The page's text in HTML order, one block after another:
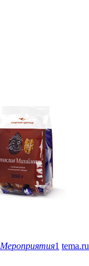
Мероприятия1 tema.ru